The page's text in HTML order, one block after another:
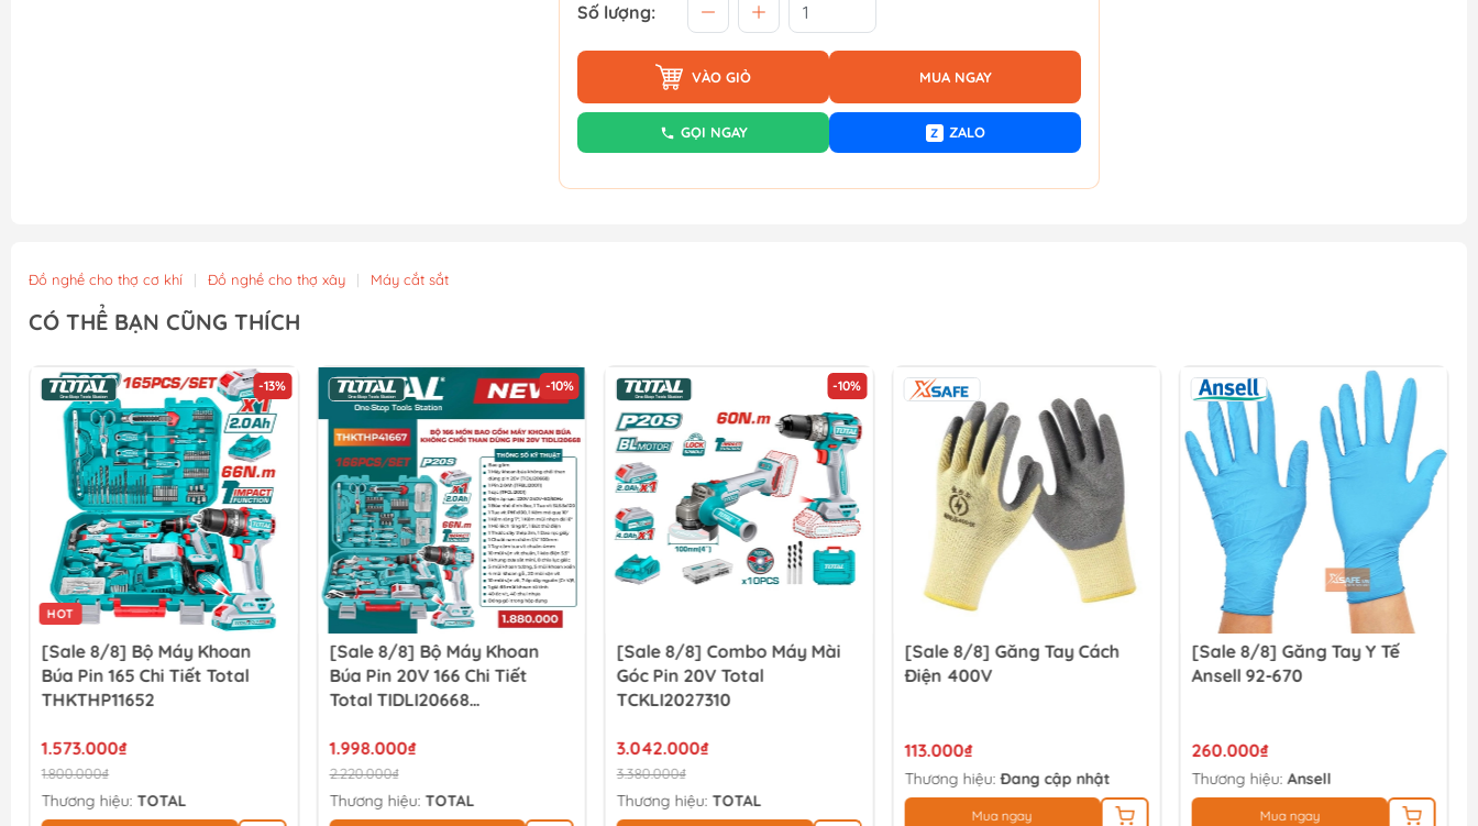
Số lượng:
VÀO GIỎ MUA NGAY
GỌI NGAY Z ZALO
Đồ nghề cho thợ cơ khí | Đồ nghề cho thợ xây | Máy cắt sắt
CÓ THỂ BẠN CŨNG THÍCH
-13%
HOT
[Sale 8/8] Bộ Máy Khoan
Búa Pin 165 Chi Tiết Total
THKTHP11652
1.573.000₫
1.800.000₫
Thương hiệu: TOTAL
-10%
[Sale 8/8] Bộ Máy Khoan
Búa Pin 20V 166 Chi Tiết
Total TIDLI20668
1.998.000₫
2.220.000₫
Thương hiệu: TOTAL
-10%
[Sale 8/8] Combo Máy Mài
Góc Pin 20V Total
TCKLI2027310
3.042.000₫
3.380.000₫
Thương hiệu: TOTAL
[Sale 8/8] Găng Tay Cách
Điện 400V
113.000₫
Thương hiệu:Đang cập nhật
Mua ngay
[Sale 8/8] Găng Tay Y Tế
Ansell 92-670
260.000₫
Thương hiệu:Ansell
Mua ngay